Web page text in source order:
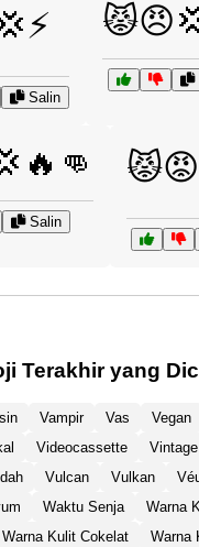
Salin
Salin
Terakhir yang
Vampir Vas Vegan
Videocassette Vintage
Vulcan Vulkan
Waktu Senja
Warna
Warna Kulit Cokelat
Warna